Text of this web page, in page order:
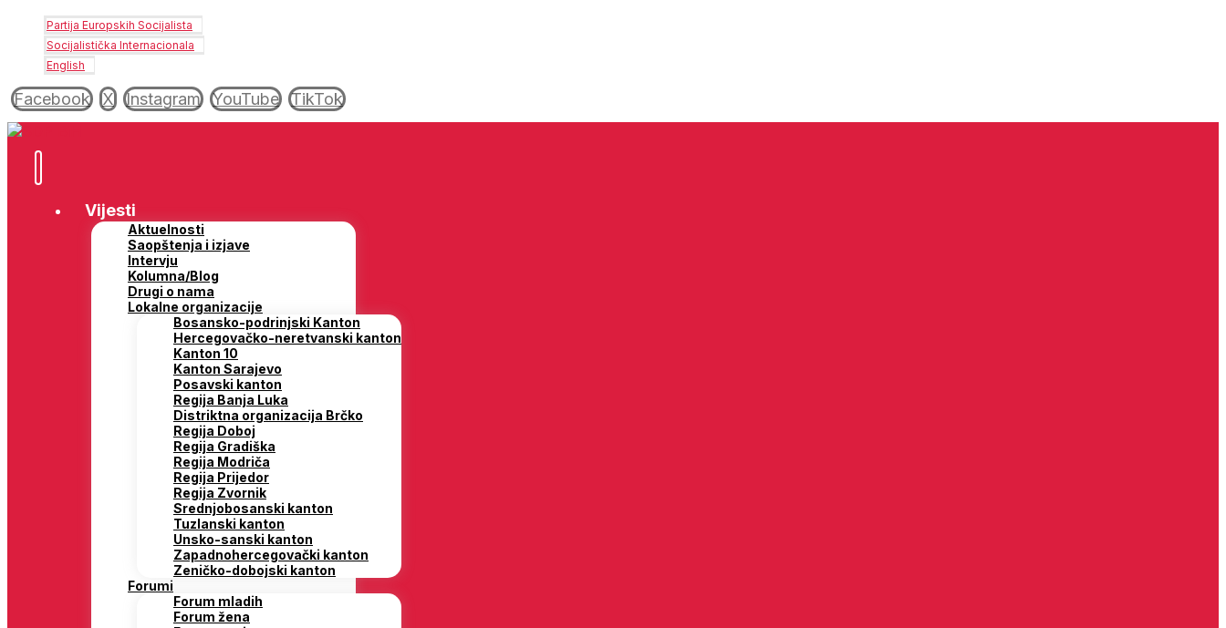
Partija Europskih Socijalista
Socijalistička Internacionala
English
Facebook X Instagram YouTube TikTok
Vijesti
Aktuelnosti
Saopštenja i izjave
Intervju
Kolumna/Blog
Drugi o nama
Lokalne organizacije
Bosansko-podrinjski Kanton
Hercegovačko-neretvanski kanton
Kanton 10
Kanton Sarajevo
Posavski kanton
Regija Banja Luka
Distriktna organizacija Brčko
Regija Doboj
Regija Gradiška
Regija Modriča
Regija Prijedor
Regija Zvornik
Srednjobosanski kanton
Tuzlanski kanton
Unsko-sanski kanton
Zapadnohercegovački kanton
Zeničko-dobojski kanton
Forumi
Forum mladih
Forum žena